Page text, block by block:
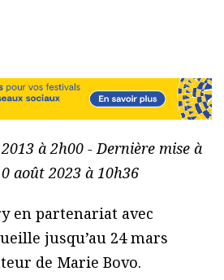
à 2h00 - Dernière mise à
août 2023 à 10h36
en partenariat avec
jusqu’au 24 mars
de Marie Bovo.